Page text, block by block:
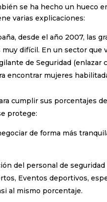
se ha hecho un hueco
varias explicaciones:
desde el año 2007, las
muy difícil. En un sector
de Seguridad
encontrar mujeres
cumplir sus porcentajes
protege:
de forma más
del personal de
Eventos deportivos,
al mismo porcentaje.